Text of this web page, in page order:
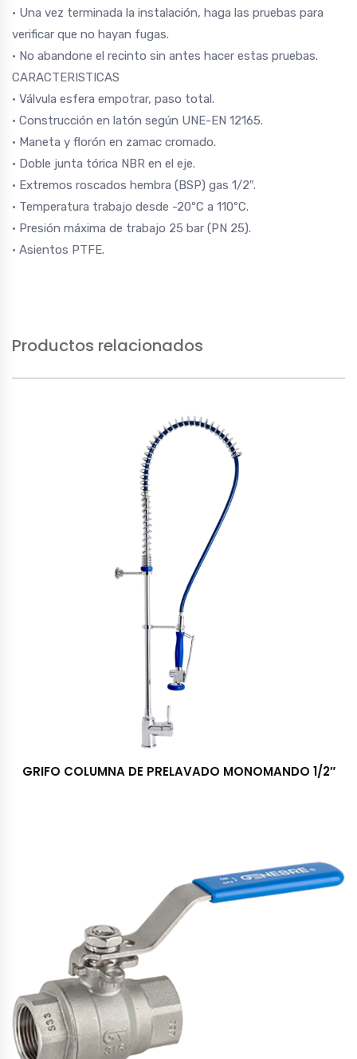
• Una vez terminada la instalación, haga las pruebas para
verificar que no hayan fugas.
• No abandone el recinto sin antes hacer estas pruebas.
CARACTERISTICAS
• Válvula esfera empotrar, paso total.
• Construcción en latón según UNE-EN 12165.
• Maneta y florón en zamac cromado.
• Doble junta tórica NBR en el eje.
• Extremos roscados hembra (BSP) gas 1/2″.
• Temperatura trabajo desde -20ºC a 110ºC.
• Presión máxima de trabajo 25 bar (PN 25).
• Asientos PTFE.
Productos relacionados
GRIFO COLUMNA DE PRELAVADO MONOMANDO 1/2″